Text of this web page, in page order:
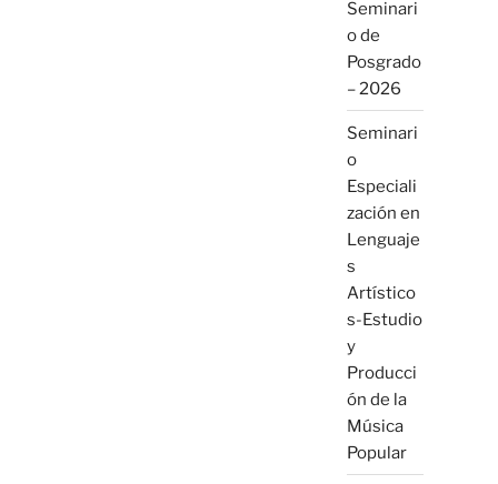
Seminari
o de
Posgrado
– 2026
Seminari
o
Especiali
zación en
Lenguaje
s
Artístico
s-Estudio
y
Producci
ón de la
Música
Popular